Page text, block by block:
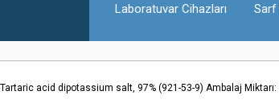
Laboratuvar Cihazları Sarf